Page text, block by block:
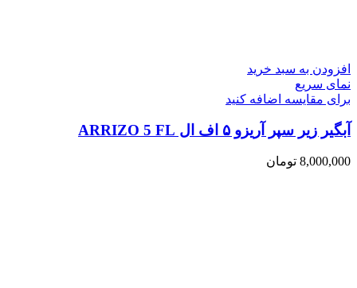
افزودن به سبد خرید
نمای سریع
برای مقایسه اضافه کنید
آبگیر زیر سپر آریزو ۵ اف ال ARRIZO 5 FL
8,000,000 تومان